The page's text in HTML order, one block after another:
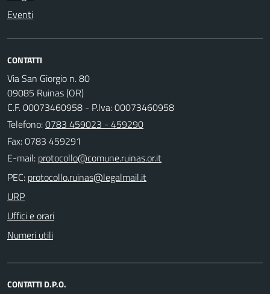
Eventi
CONTATTI
Via San Giorgio n. 80
09085 Ruinas (OR)
C.F. 00073460958 - P.Iva: 00073460958
Telefono:0783 459023 - 459290
Fax: 0783 459291
E-mail:
PEC:
URP
Uffici e orari
Numeri utili
CONTATTI D.P.O.